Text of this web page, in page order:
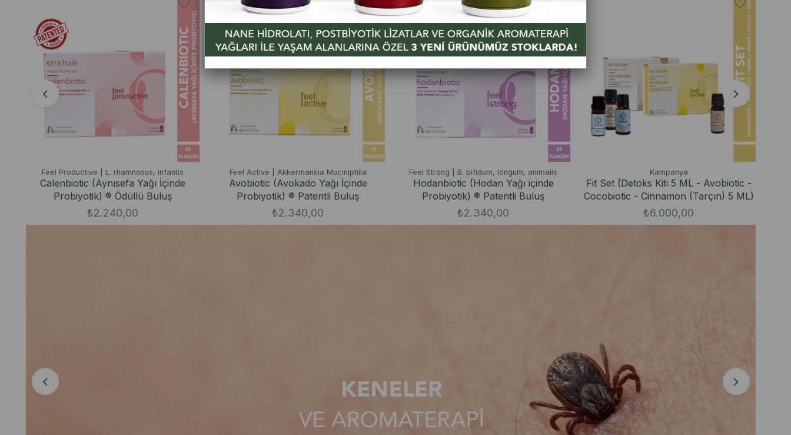
Feel Productive | L. rhamnosus, infantis
Calenbiotic (Aynısefa Yağı İçinde
Probiyotik) ® Ödüllü Buluş
₺2.240,00
Feel Active | Akkermansia Muciniphila
Avobiotic (Avokado Yağı İçinde
Probiyotik) ® Patentli Buluş
₺2.340,00
Feel Strong | B. bifidum, longum, animalis
Hodanbiotic (Hodan Yağı içinde
Probiyotik) ® Patentli Buluş
₺2.340,00
Kampanya
Fit Set (Detoks Kiti 5 ML - Avobiotic -
Cocobiotic - Cinnamon (Tarçın) 5 ML)
₺6.000,00